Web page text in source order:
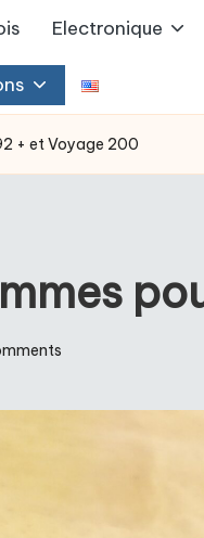
Electronique
+ et Voyage 200